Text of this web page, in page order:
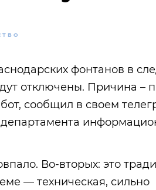
фонтанов в
отключены. Причина –
сообщил в своем
департамента
Во-вторых: это
— техническая, сильно